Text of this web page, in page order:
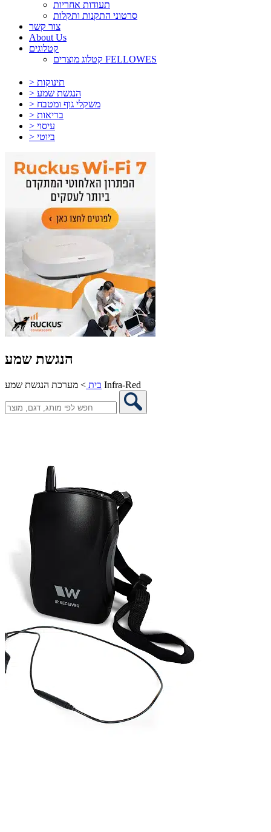
תעודות אחריות
סרטוני התקנות ותקלות
צור קשר
About Us
קטלוגים
קטלוג מוצרים FELLOWES
> תינוקות
> הנגשת שמע
> משקלי גוף ומטבח
> בריאות
> עיסוי
> ביוטי
הנגשת שמע
בית > מערכת הנגשת שמע Infra-Red